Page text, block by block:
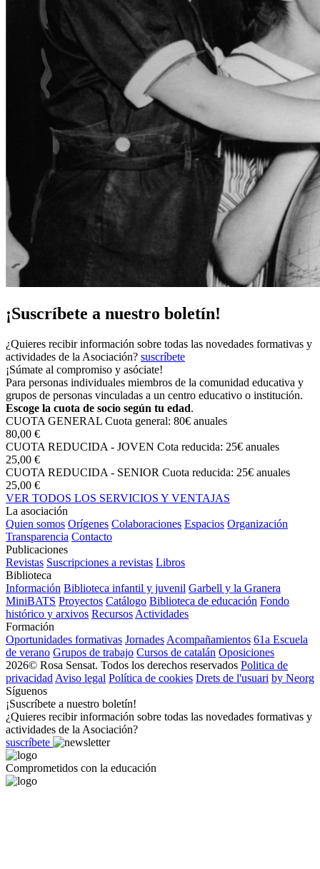
¡Suscríbete a nuestro boletín!
¿Quieres recibir información sobre todas las novedades formativas y
actividades de la Asociación? suscríbete
¡Súmate al compromiso y asóciate!
Para personas individuales miembros de la comunidad educativa y
grupos de personas vinculadas a un centro educativo o institución.
Escoge la cuota de socio según tu edad.
CUOTA GENERAL Cuota general: 80€ anuales
80,00 €
CUOTA REDUCIDA - JOVEN Cota reducida: 25€ anuales
25,00 €
CUOTA REDUCIDA - SENIOR Cuota reducida: 25€ anuales
25,00 €
VER TODOS LOS SERVICIOS Y VENTAJAS
La asociación
Quien somos Orígenes Colaboraciones Espacios Organización
Transparencia Contacto
Publicaciones
Revistas Suscripciones a revistas Libros
Biblioteca
Información Biblioteca infantil y juvenil Garbell y la Granera
MiniBATS Proyectos Catálogo Biblioteca de educación Fondo
histórico y arxivos Recursos Actividades
Formación
Oportunidades formativas Jornades Acompañamientos 61a Escuela
de verano Grupos de trabajo Cursos de catalán Oposiciones
2026© Rosa Sensat. Todos los derechos reservados Politica de
privacidad Aviso legal Política de cookies Drets de l'usuari by Neorg
Síguenos
¡Suscríbete a nuestro boletín!
¿Quieres recibir información sobre todas las novedades formativas y
actividades de la Asociación?
suscríbete
Comprometidos con la educación